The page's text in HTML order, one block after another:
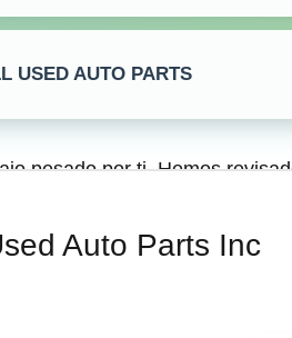
USED AUTO PARTS
pesado por ti. Hemos
traerte los mejores
de las opiniones y
la ubicación más
Auto Parts Inc